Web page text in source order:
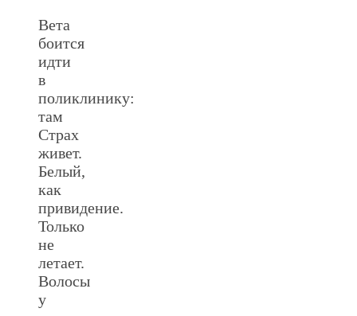
Вета
боится
идти
в
поликлинику:
там
Страх
живет.
Белый,
как
привидение.
Только
не
летает.
Волосы
у